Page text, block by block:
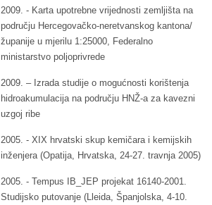
2009. - Karta upotrebne vrijednosti zemljišta na
području Hercegovačko-neretvanskog kantona/
županije u mjerilu 1:25000, Federalno
ministarstvo poljoprivrede
2009. – Izrada studije o mogućnosti korištenja
hidroakumulacija na području HNŽ-a za kavezni
uzgoj ribe
2005. - XIX hrvatski skup kemičara i kemijskih
inženjera (Opatija, Hrvatska, 24-27. travnja 2005)
2005. - Tempus IB_JEP projekat 16140-2001.
Studijsko putovanje (Lleida, Španjolska, 4-10.